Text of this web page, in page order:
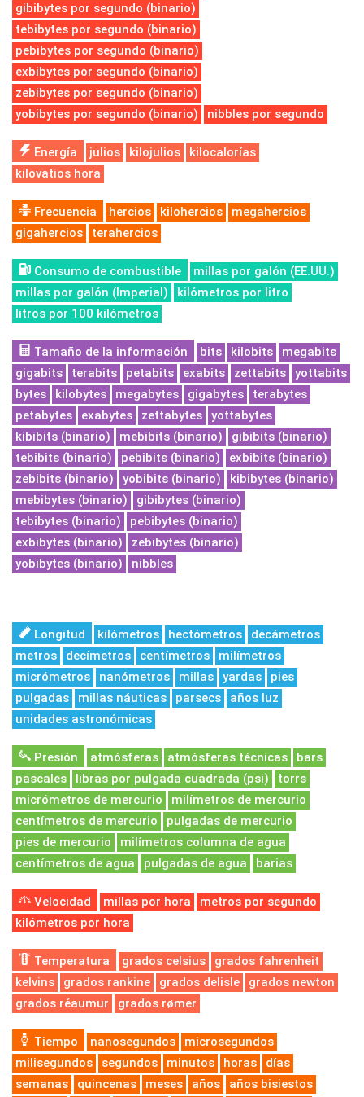
gibibytes por segundo (binario)
tebibytes por segundo (binario)
pebibytes por segundo (binario)
exbibytes por segundo (binario)
zebibytes por segundo (binario)
yobibytes por segundo (binario)
nibbles por segundo
Energía julios kilojulios
kilocalorías
kilovatios hora
Frecuencia hercios kilohercios
megahercios
gigahercios
terahercios
Consumo de combustible
millas por galón (EE.UU.)
millas por galón (Imperial)
kilómetros por litro
litros por 100 kilómetros
Tamaño de la información bits kilobits
megabits
gigabits
terabits petabits exabits zettabits
yottabits
bytes
kilobytes megabytes gigabytes
terabytes
petabytes
exabytes zettabytes
yottabytes
kibibits (binario)
mebibits (binario)
gibibits (binario)
tebibits (binario)
pebibits (binario)
exbibits (binario)
zebibits (binario)
yobibits (binario)
kibibytes (binario)
mebibytes (binario)
gibibytes (binario)
tebibytes (binario)
pebibytes (binario)
exbibytes (binario)
zebibytes (binario)
yobibytes (binario)
nibbles
Longitud kilómetros hectómetros
decámetros
metros
decímetros centímetros
milímetros
micrómetros
nanómetros millas yardas
pies
pulgadas
millas náuticas parsecs
años luz
unidades astronómicas
Presión atmósferas atmósferas técnicas
bars
pascales
libras por pulgada cuadrada (psi)
torrs
micrómetros de mercurio
milímetros de mercurio
centímetros de mercurio
pulgadas de mercurio
pies de mercurio
milímetros columna de agua
centímetros de agua
pulgadas de agua barias
Velocidad millas por hora
metros por segundo
kilómetros por hora
Temperatura grados celsius
grados fahrenheit
kelvins
grados rankine grados delisle
grados newton
grados réaumur
grados rømer
Tiempo nanosegundos
microsegundos
milisegundos
segundos minutos horas
días
semanas
quincenas meses años
años bisiestos